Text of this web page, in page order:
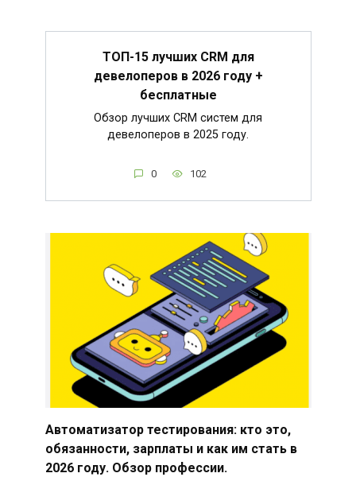
ТОП-15 лучших CRM для
девелоперов в 2026 году +
бесплатные
Обзор лучших CRM систем для
девелоперов в 2025 году.
0 102
Автоматизатор тестирования: кто это,
обязанности, зарплаты и как им стать в
2026 году. Обзор профессии.